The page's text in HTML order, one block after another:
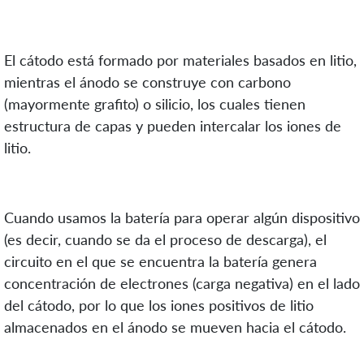
El cátodo está formado por materiales basados en litio,
mientras el ánodo se construye con carbono
(mayormente grafito) o silicio, los cuales tienen
estructura de capas y pueden intercalar los iones de
litio.
Cuando usamos la batería para operar algún dispositivo
(es decir, cuando se da el proceso de descarga), el
circuito en el que se encuentra la batería genera
concentración de electrones (carga negativa) en el lado
del cátodo, por lo que los iones positivos de litio
almacenados en el ánodo se mueven hacia el cátodo.